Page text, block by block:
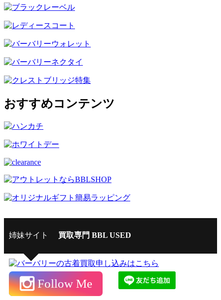
おすすめコンテンツ
姉妹サイト 買取専門 BBL USED
Follow Me